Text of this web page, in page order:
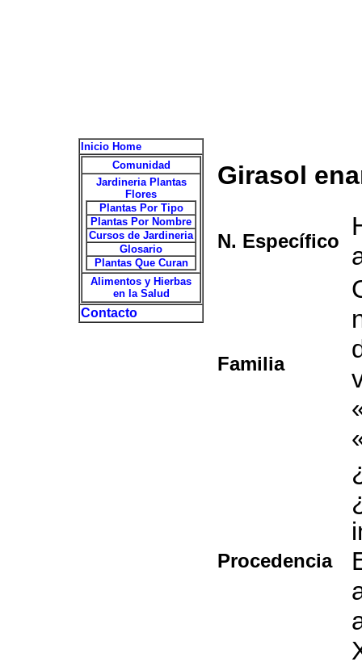
Inicio Home
Comunidad
Jardineria Plantas
Flores
Plantas Por Tipo
Plantas Por Nombre
Cursos de Jardineria
Glosario
Plantas Que Curan
Alimentos y Hierbas
en la Salud
Contacto
Girasol
N. Específico
Familia
Procedencia